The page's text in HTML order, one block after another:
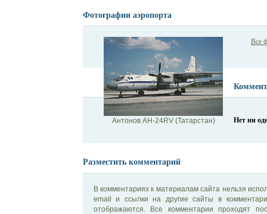
Фотографии аэропорта
Антонов АН-24RV (Татарстан)
Все
Нет ни
Разместить комментарий
В комментариях к материалам сайта нельзя
email и ссылки на другие сайты в
отображаются. Все комментарии проходят